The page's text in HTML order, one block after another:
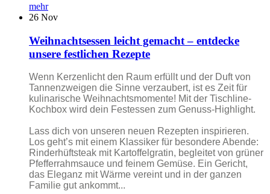
mehr
26 Nov
Weihnachtsessen leicht gemacht – entdecke
unsere festlichen Rezepte
Wenn Kerzenlicht den Raum erfüllt und der Duft von
Tannenzweigen die Sinne verzaubert, ist es Zeit für
kulinarische Weihnachtsmomente! Mit der Tischline-
Kochbox wird dein Festessen zum Genuss-Highlight.
Lass dich von unseren neuen Rezepten inspirieren.
Los geht’s mit einem Klassiker für besondere Abende:
Rinderhüftsteak mit Kartoffelgratin, begleitet von grüner
Pfefferrahmsauce und feinem Gemüse. Ein Gericht,
das Eleganz mit Wärme vereint und in der ganzen
Familie gut ankommt...